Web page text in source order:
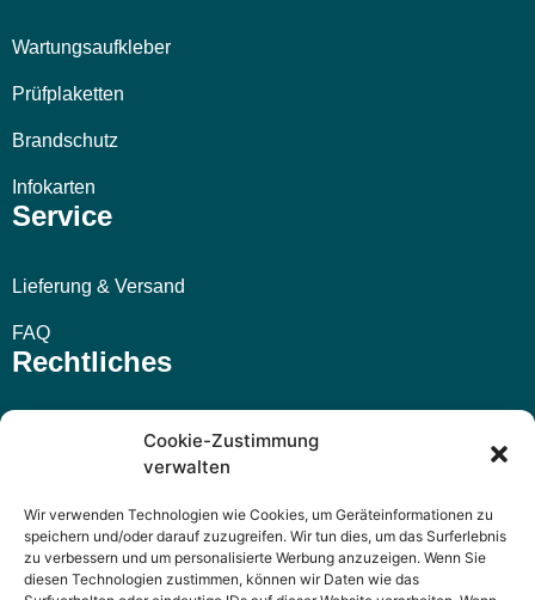
Cookie-Zustimmung
verwalten
Wir verwenden Technologien wie Cookies, um Geräteinformationen zu
speichern und/oder darauf zuzugreifen. Wir tun dies, um das Surferlebnis
zu verbessern und um personalisierte Werbung anzuzeigen. Wenn Sie
diesen Technologien zustimmen, können wir Daten wie das
Wartungsaufkleber
Prüfplaketten
Brandschutz
Infokarten
Service
Lieferung & Versand
FAQ
Rechtliches
Widerrufsbelehrung
Datenschutzerklärung